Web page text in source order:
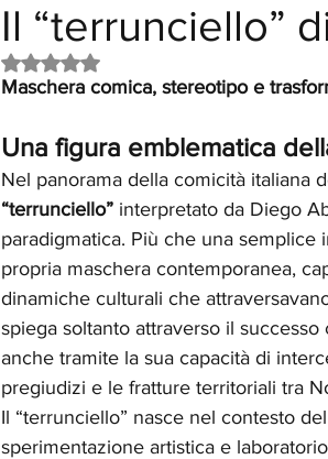
Il “terrunciello”
Valutazione NaN stelle su 5.
Maschera comica, stereotipo e
Una figura emblematica
Nel panorama della comicità italiana
“terrunciello” interpretato da Diego
paradigmatica. Più che una
propria maschera contemporanea,
dinamiche culturali che
spiega soltanto attraverso il
anche tramite la sua capacità di
pregiudizi e le fratture territoriali tra
Il “terrunciello” nasce nel contesto
sperimentazione artistica e